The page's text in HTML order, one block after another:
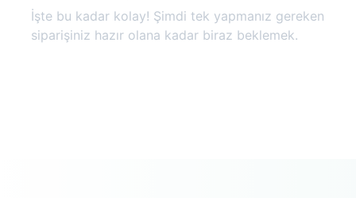
İşte bu kadar kolay! Şimdi tek yapmanız gereken
siparişiniz hazır olana kadar biraz beklemek.